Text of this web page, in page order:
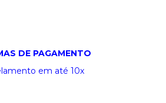
DE PAGAMENTO
em até 10x